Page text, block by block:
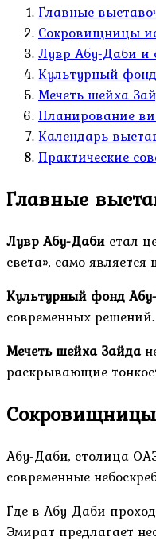
Главные
Сокровищницы
Лувр Абу-Даби и
Культурный
Мечеть шейха
Планирование
Календарь
Практические
Главные
Лувр Абу-Даби стал
света», само
Культурный фонд
современных решений.
Мечеть шейха Зайда
раскрывающие
Абу-Даби, столица
современные
Где в Абу-Даби
Эмират предлагает